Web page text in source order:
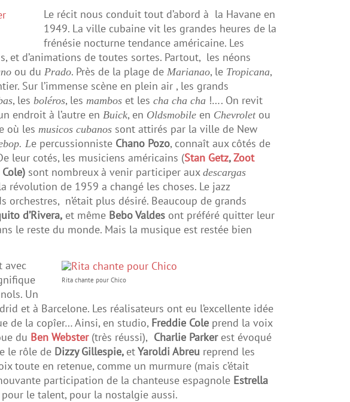
Le récit nous conduit tout d’abord à la Havane en
1949. La ville cubaine vit les grandes heures de la
frénésie nocturne tendance américaine. Les
et d’animations de toutes sortes. Partout, les néons
ou du Prado. Près de la plage de Marianao, le Tropicana,
Sur l’immense scène en plein air , les grands
, les boléros, les mambos et les cha cha cha !…. On revit
endroit à l’autre en Buick, en Oldsmobile en Chevroletou
où les musicos cubanos sont attirés par la ville de New
Le percussionniste Chano Pozo, connaît aux côtés de
leur cotés, les musiciens américains (Stan Getz,Zoot
sont nombreux à venir participer aux descargas
révolution de 1959 a changé les choses. Le jazz
n’était plus désiré. Beaucoup de grands
d’Rivera, et même Bebo Valdes ont préféré quitter leur
le reste du monde. Mais la musique est restée bien
Rita chante pour Chico
avec
Un
et à Barcelone. Les réalisateurs ont eu l’excellente idée
de la copîer… Ainsi, en studio, Freddie Cole prend la voix
du Ben Webster(très réussi), Charlie Parker est évoqué
le rôle de Dizzy Gillespie, etYaroldi Abreu reprend les
toute en retenue, comme un murmure (mais c’était
participation de la chanteuse espagnole Estrella
pour le talent, pour la nostalgie aussi.